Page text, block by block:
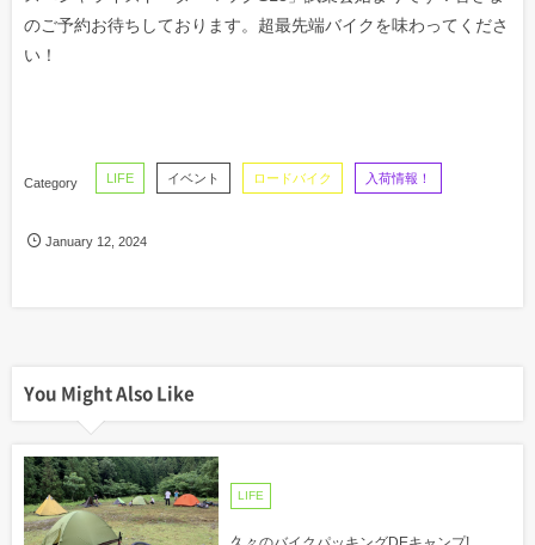
のご予約お待ちしております。超最先端バイクを味わってくださ
い！
LIFE イベント ロードバイク 入荷情報！
January 12 ,2024
You Might Also Like
LIFE